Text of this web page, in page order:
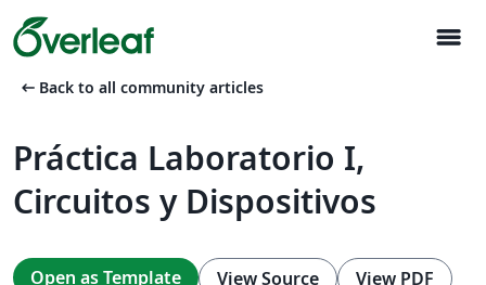
menu
arrow_left_alt Back to all community articles
Práctica Laboratorio I,
Circuitos y Dispositivos
Open as Template View Source View PDF